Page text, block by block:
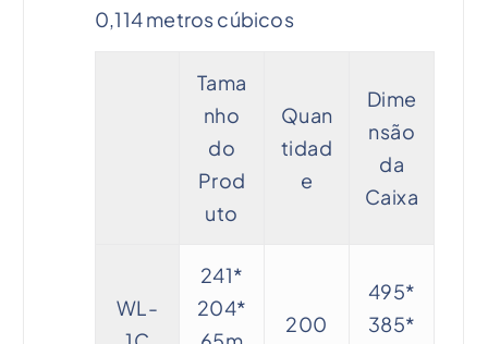
0,114 metros cúbicos
Tama
nho
do
Prod
uto
Quan
tidad
e
Dime
nsão
da
Caixa
WL-
241*
204*
200
495*
385*